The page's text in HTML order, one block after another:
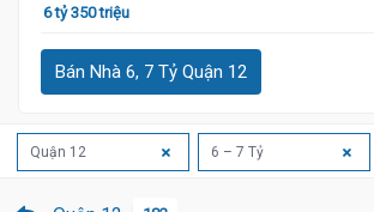
6 tỷ 350 triệu
Bán Nhà 6, 7 Tỷ Quận 12
Quận 12 6 – 7 Tỷ